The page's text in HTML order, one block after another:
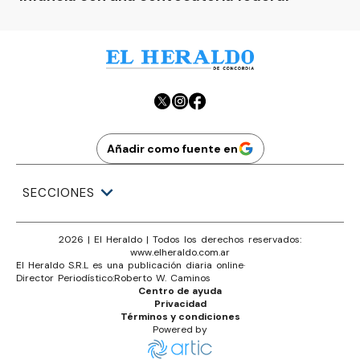
Añadir como fuente en
SECCIONES
2026 | El Heraldo | Todos los derechos reservados:
www.elheraldo.com.ar
El Heraldo S.R.L es una publicación diaria online·
Director Periodístico:Roberto W. Caminos
Términos y condiciones
Privacidad
Centro de ayuda
Powered by